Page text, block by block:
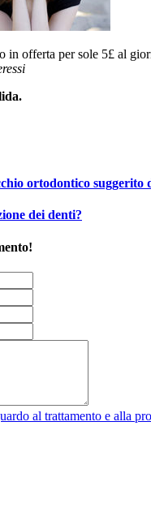
in offerta per sole 5£ al
ortodontico suggerito
dei denti?
al trattamento e alla